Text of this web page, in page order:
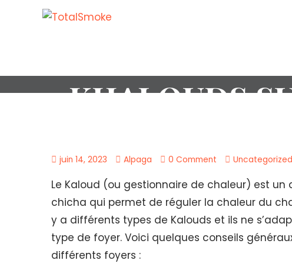
KHALOUDS
juin 14, 2023 Alpaga 0 Comment Uncategorized
Le Kaloud (ou gestionnaire de chaleur) est
chicha qui permet de réguler la chaleur du
y a différents types de Kalouds et ils ne
type de foyer. Voici quelques conseils
différents foyers :